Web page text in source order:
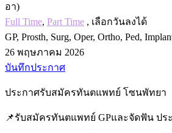
อา)
Full Time, Part Time , เลือกวันลงได้
GP, Prosth, Surg, Oper, Ortho, Ped,
26 พฤษภาคม 2026
บันทึกประกาศ
ประกาศรับสมัครทันตแพทย์ โซนพัทยา
📌รับสมัครทันตแพทย์ GPและจัดฟัน ปร